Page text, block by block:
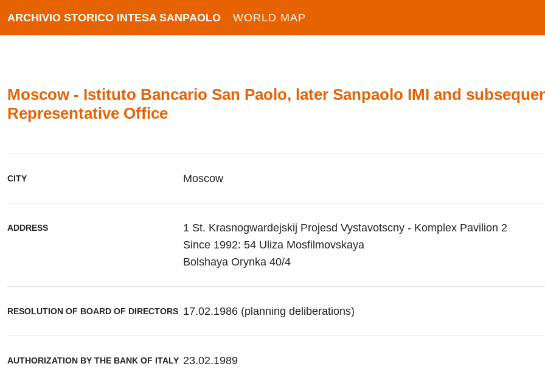
ARCHIVIO STORICO INTESA SANPAOLO WORLD MAP
Moscow - Istituto Bancario San Paolo, later Sanpaolo IMI and
Representative Office
CITY Moscow
ADDRESS
1 St. Krasnogwardejskij Projesd Vystavotscny - Komplex Pavilion 2
Since 1992: 54 Uliza Mosfilmovskaya
Bolshaya Orynka 40/4
RESOLUTION OF BOARD OF DIRECTORS 17.02.1986 (planning deliberations)
AUTHORIZATION BY THE BANK OF ITALY 23.02.1989